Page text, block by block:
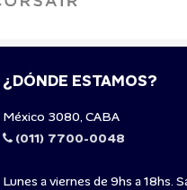
¿DÓNDE ESTAMOS?
México 3080, CABA
(011) 7700-0048
Lunes a viernes de 9hs a 18hs.